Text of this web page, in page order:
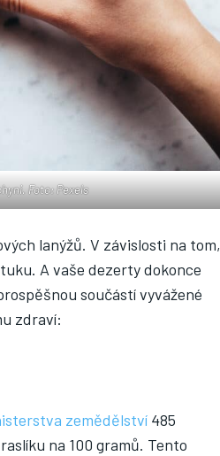
Foto: Pexels
lanýžů. V závislosti na tom,
A vaše dezerty dokonce
součástí vyvážené
zdraví:
zemědělství 485
na 100 gramů. Tento